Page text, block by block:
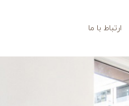
ارتباط با ما